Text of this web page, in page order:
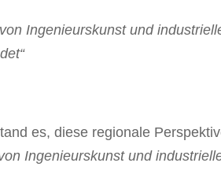
Ingenieurskunst und
es, diese regionale
Ingenieurskunst und